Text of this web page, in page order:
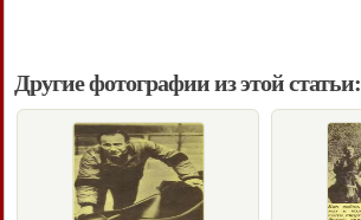
Другие фотографии из этой статьи: